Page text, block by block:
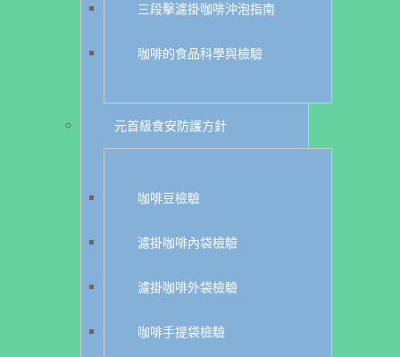
三段擊濾掛咖啡沖泡指南
咖啡的食品科學與檢驗
元首級食安防護方針
咖啡豆檢驗
濾掛咖啡內袋檢驗
濾掛咖啡外袋檢驗
咖啡手提袋檢驗